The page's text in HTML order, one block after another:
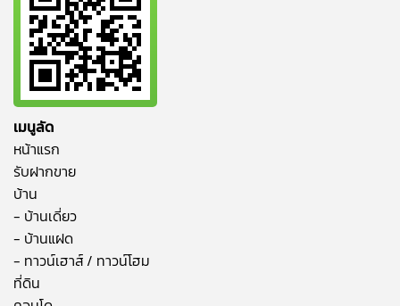
เมนูลัด
หน้าแรก
รับฝากขาย
บ้าน
- บ้านเดี่ยว
- บ้านแฝด
- ทาวน์เฮาส์ / ทาวน์โฮม
ที่ดิน